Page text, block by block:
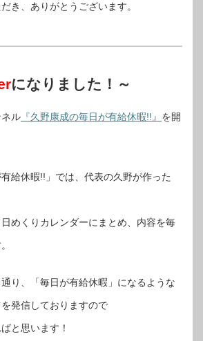
き、ありがとうございます。
になりました！～
ル 『久野康成の毎日が有給休暇!!』 を開
有給休暇!!」では、代表の久野が作った
日めくりカレンダーにまとめ、内容を毎
り、「毎日が有給休暇」になるような
発信しておりますので
と思います！